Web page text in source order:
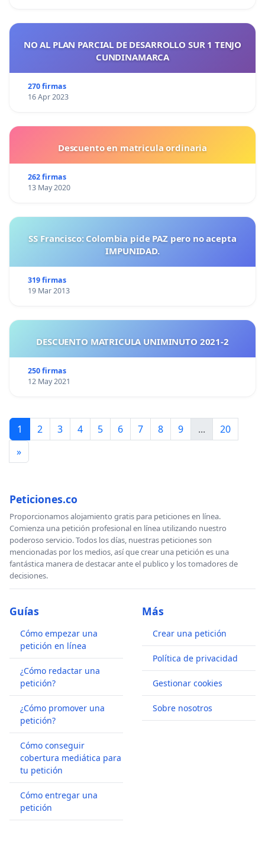
NO AL PLAN PARCIAL DE DESARROLLO SUR 1 TENJO
CUNDINAMARCA
270 firmas
16 Apr 2023
Descuento en matricula ordinaria
262 firmas
13 May 2020
SS Francisco: Colombia pide PAZ pero no acepta
IMPUNIDAD.
319 firmas
19 Mar 2013
DESCUENTO MATRICULA UNIMINUTO 2021-2
250 firmas
12 May 2021
1 2 3 4 5 6 7 8 9 ...
20
»
Peticiones.co
Proporcionamos alojamiento gratis para peticiones en línea.
Comienza una petición profesional en línea utilizando nuestro
poderoso servicio. Todos los días, nuestras peticiones son
mencionadas por los medios, así que crear una petición es una
fantástica manera de destacar ante el publico y los tomadores de
decisiones.
Guías
Cómo empezar una
petición en línea
¿Cómo redactar una
petición?
¿Cómo promover una
petición?
Cómo conseguir
cobertura mediática para
tu petición
Cómo entregar una
petición
Más
Crear una petición
Política de privacidad
Gestionar cookies
Sobre nosotros